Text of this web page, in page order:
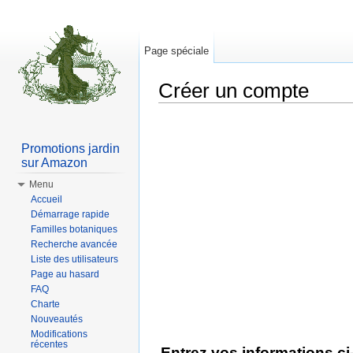
Créer un compte
Page spéciale
Promotions jardin
sur Amazon
Menu
Accueil
Démarrage rapide
Familles botaniques
Recherche avancée
Liste des utilisateurs
Page au hasard
FAQ
Charte
Nouveautés
Modifications
récentes